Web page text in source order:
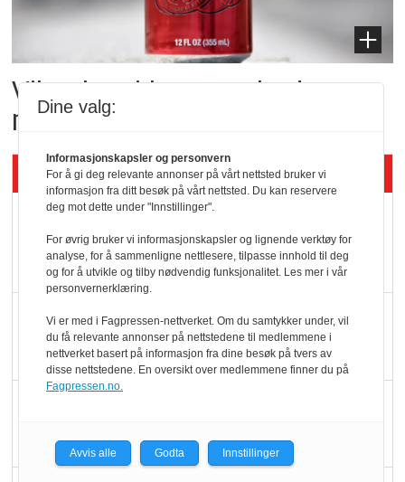
Vil vokse i brusmarkedet
med Dr Pepper
Siste artikler - KBS
Mat er viktigere enn
pris når elbilister
velger ladestopp
Ti bensinstasjoner
legger ned hver måned
Dine valg:
Informasjonskapsler og personvern
For å gi deg relevante annonser på vårt nettsted bruker vi
informasjon fra ditt besøk på vårt nettsted. Du kan reservere
deg mot dette under "Innstillinger".
For øvrig bruker vi informasjonskapsler og lignende verktøy for
analyse, for å sammenligne nettlesere, tilpasse innhold til deg
og for å utvikle og tilby nødvendig funksjonalitet. Les mer i vår
personvernerklæring.
Vi er med i Fagpressen-nettverket. Om du samtykker under, vil
du få relevante annonser på nettstedene til medlemmene i
nettverket basert på informasjon fra dine besøk på tvers av
disse nettstedene. En oversikt over medlemmene finner du på
Fagpressen.no.
Avvis alle Godta Innstillinger